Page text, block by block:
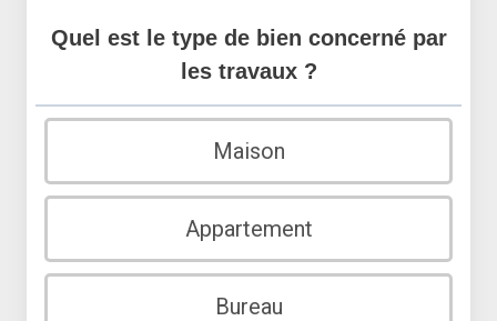
Quel est le type de bien concerné par
les travaux ?
Maison
Appartement
Bureau